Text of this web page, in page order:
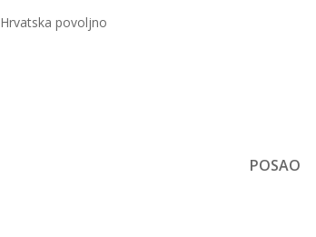
Hrvatska povoljno
POSAO